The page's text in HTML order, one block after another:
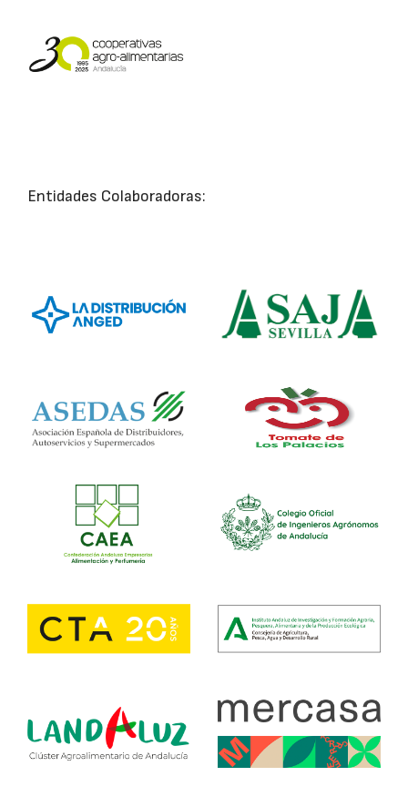
Entidades Colaboradoras: